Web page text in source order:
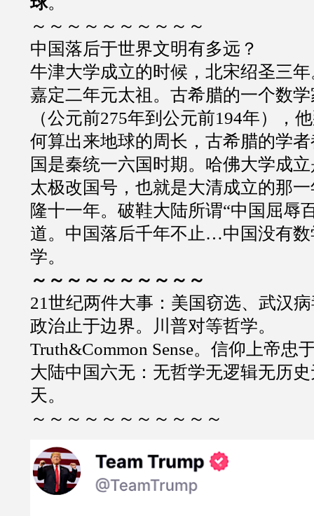
～～～～～～～～～～
中国落后于世界文明有多远？
牛津大学成立的时候，北宋绍圣三
嘉定二年元太祖。古希腊的一个数
（公元前275年到公元前194年），
何算出来地球的周长，古希腊的学
国是秦统一六国时期。哈佛大学成
太极改国号，也就是大清成立的那
隆十一年。破鞋大陆所谓“中国屈辱
道。中国落后千年不止…中国没有
学。
～～～～～～～～～～
21世纪两件大事：美国窃选、武汉
政治止于边界。川普对等哲学。
Truth&Common Sense。信仰上帝忠
大陆中国六无：无哲学无逻辑无历
天。
～～～～～～～～～～～